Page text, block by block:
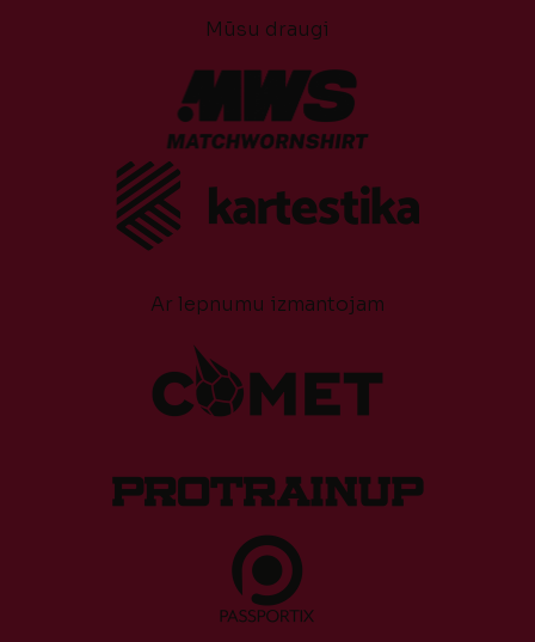
Mūsu draugi
Ar lepnumu izmantojam